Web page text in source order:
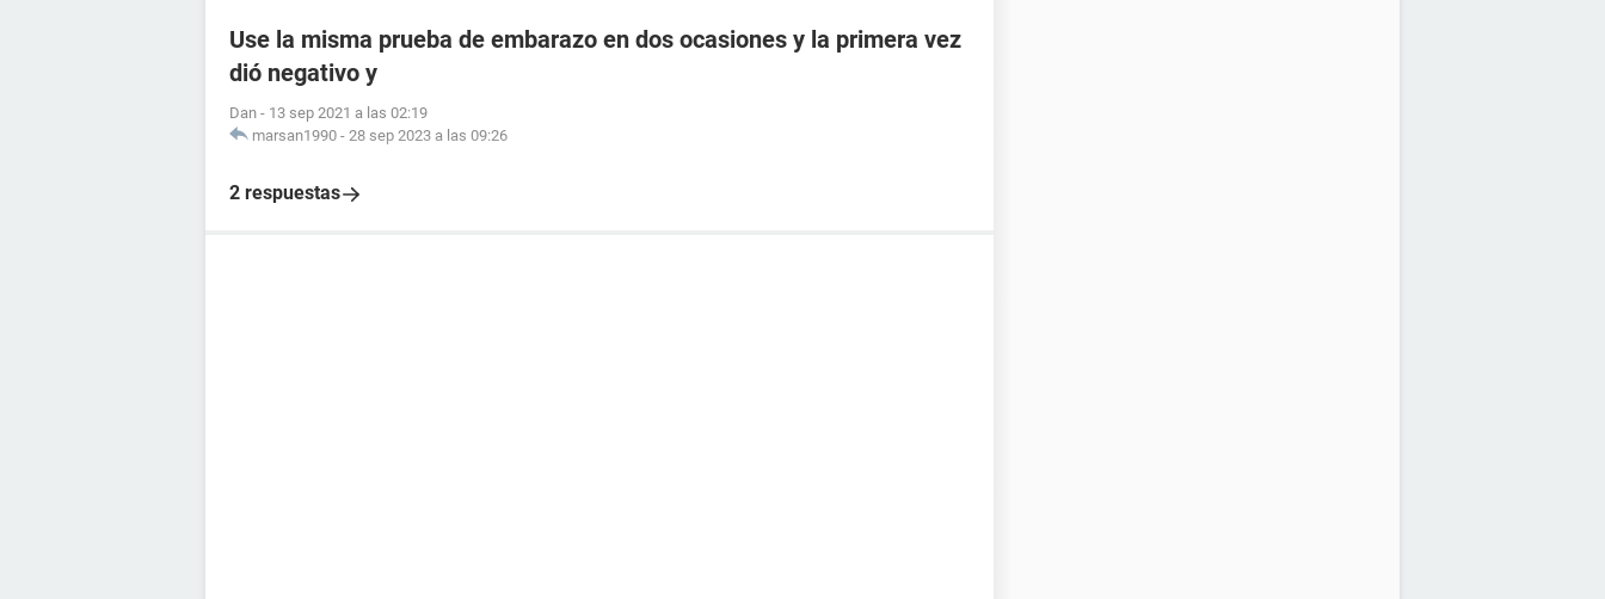
Use la misma prueba de embarazo en dos ocasiones y la primera vez
dió negativo y
Dan - 13 sep 2021 a las 02:19
marsan1990 - 28 sep 2023 a las 09:26
2 respuestas